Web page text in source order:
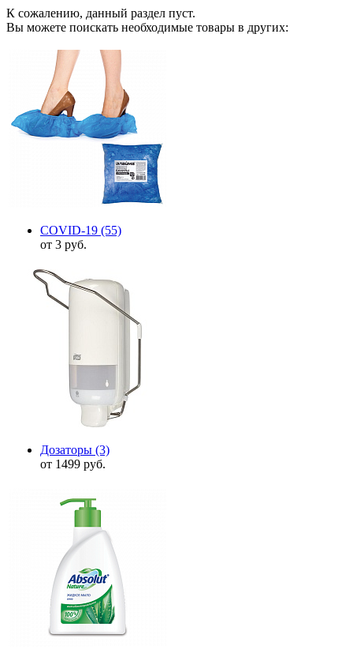
К сожалению, данный раздел пуст.
Вы можете поискать необходимые товары в других:
COVID-19 (55)
от 3 руб.
Дозаторы (3)
от 1499 руб.